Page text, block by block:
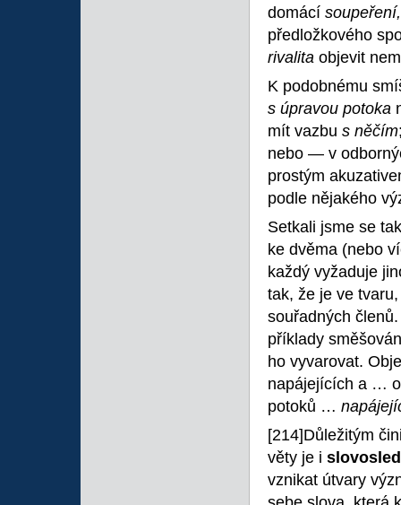
domácí
předložkového
rivalita objevit
K podobnému
s úpravou potoka
mít vazbu s něčím
nebo — v
prostým
podle nějakého
Setkali jsme se
ke dvěma (nebo
každý vyžaduje
tak, že je ve
souřadných
příklady
ho vyvarovat.
napájejících a …
potoků …
[214]Důležitým
věty je i slovosled
vznikat útvary